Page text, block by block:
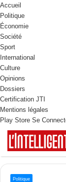
Accueil
Politique
Économie
Société
Sport
International
Culture
Opinions
Dossiers
Certification JTI
Mentions légales
Play Store Se
Politique